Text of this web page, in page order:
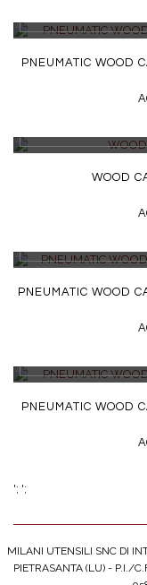
PNEUMATIC WOOD
WOOD
PNEUMATIC WOOD
PNEUMATIC WOOD
'; ';
MILANI UTENSILI SNC DI
PIETRASANTA (LU) - P.I./